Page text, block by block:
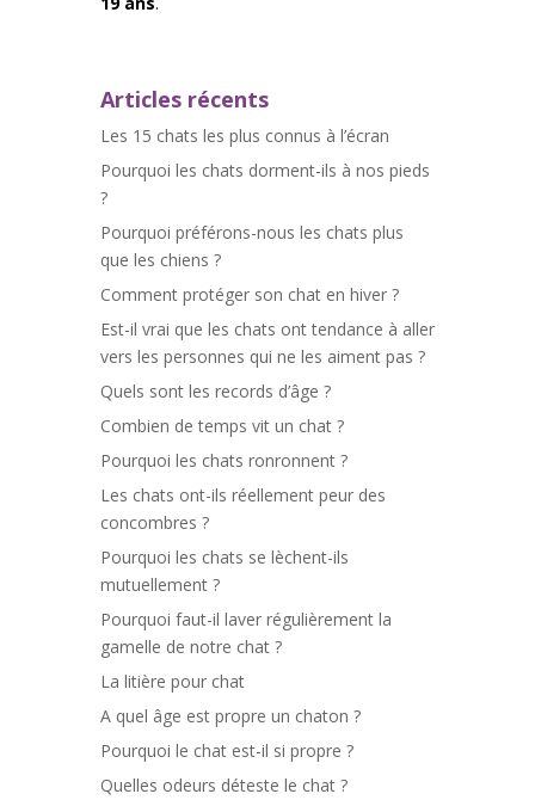
Articles récents
Les 15 chats les plus connus à l’écran
Pourquoi les chats dorment-ils à nos pieds
?
Pourquoi préférons-nous les chats plus
que les chiens ?
Comment protéger son chat en hiver ?
Est-il vrai que les chats ont tendance à aller
vers les personnes qui ne les aiment pas ?
Quels sont les records d’âge ?
Combien de temps vit un chat ?
Pourquoi les chats ronronnent ?
Les chats ont-ils réellement peur des
concombres ?
Pourquoi les chats se lèchent-ils
mutuellement ?
Pourquoi faut-il laver régulièrement la
gamelle de notre chat ?
La litière pour chat
A quel âge est propre un chaton ?
Pourquoi le chat est-il si propre ?
Quelles odeurs déteste le chat ?